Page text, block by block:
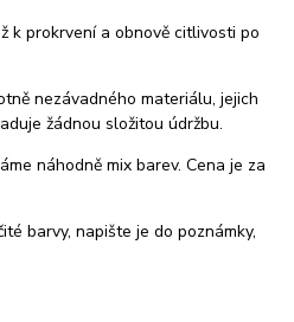
k prokrvení a obnově citlivosti po
nezávadného materiálu, jejich
žádnou složitou údržbu.
náhodně mix barev. Cena je za
barvy, napište je do poznámky,